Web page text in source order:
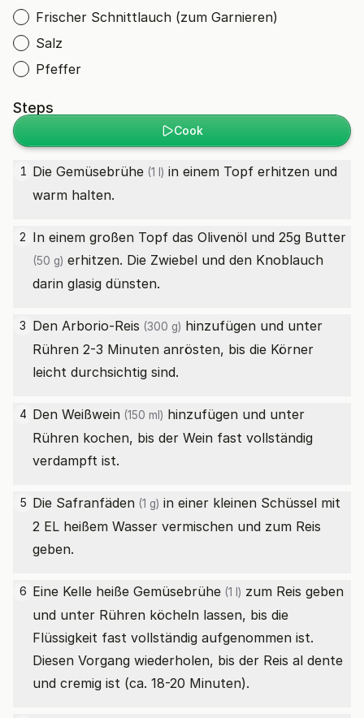
Frischer Schnittlauch (zum Garnieren)
Salz
Pfeffer
Steps
Cook
1 Die Gemüsebrühe (1 l) in einem Topf erhitzen und
warm halten.
2 In einem großen Topf das Olivenöl und 25g Butter
(50 g) erhitzen. Die Zwiebel und den Knoblauch
darin glasig dünsten.
3 Den Arborio-Reis (300 g) hinzufügen und unter
Rühren 2-3 Minuten anrösten, bis die Körner
leicht durchsichtig sind.
4 Den Weißwein (150 ml) hinzufügen und unter
Rühren kochen, bis der Wein fast vollständig
verdampft ist.
5 Die Safranfäden (1 g) in einer kleinen Schüssel mit
2 EL heißem Wasser vermischen und zum Reis
geben.
6 Eine Kelle heiße Gemüsebrühe (1 l) zum Reis geben
und unter Rühren köcheln lassen, bis die
Flüssigkeit fast vollständig aufgenommen ist.
Diesen Vorgang wiederholen, bis der Reis al dente
und cremig ist (ca. 18-20 Minuten).